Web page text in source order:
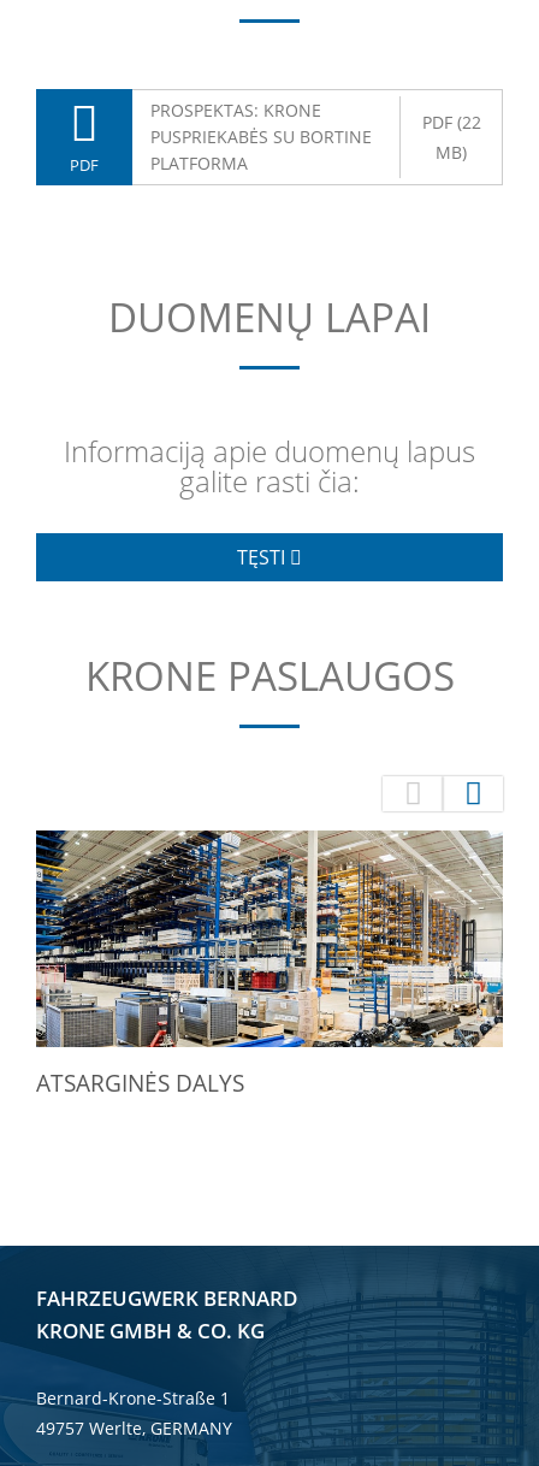
PDF
PROSPEKTAS: KRONE
PUSPRIEKABĖS SU BORTINE
PLATFORMA
PDF (22
MB)
DUOMENŲ LAPAI
Informaciją apie duomenų lapus
galite rasti čia:
TĘSTI
KRONE PASLAUGOS
ATSARGINĖS DALYS
FAHRZEUGWERK BERNARD
KRONE GMBH & CO. KG
Bernard-Krone-Straße 1
49757 Werlte, GERMANY